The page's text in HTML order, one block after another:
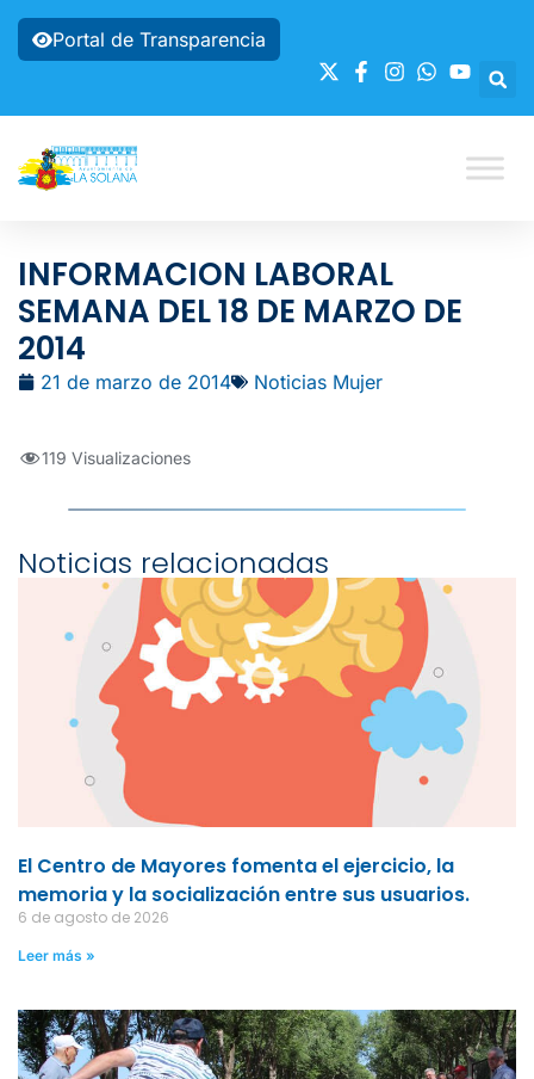
Portal de Transparencia
INFORMACION LABORAL
SEMANA DEL 18 DE MARZO DE
2014
21 de marzo de 2014 Noticias Mujer
119 Visualizaciones
Noticias relacionadas
El Centro de Mayores fomenta el ejercicio, la
memoria y la socialización entre sus usuarios.
6 de agosto de 2026
Leer más »